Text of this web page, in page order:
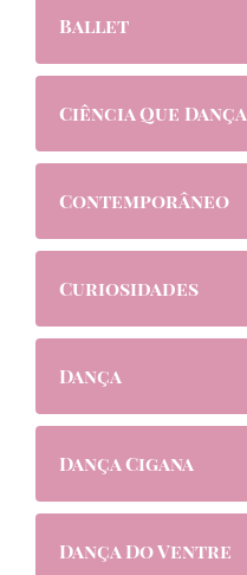
Ballet
Ciência Que Dança
Contemporâneo
Curiosidades
Dança
Dança Cigana
Dança Do Ventre